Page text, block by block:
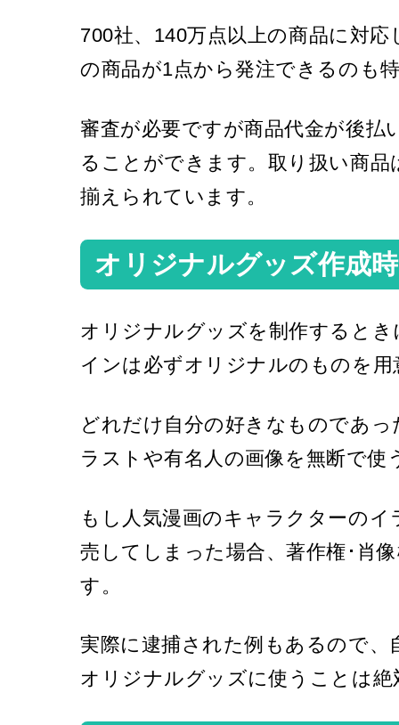
700社、140万点以上の商品に対
の商品が1点から発注できるのも
審査が必要ですが商品代金が後
ることができます。取り扱い商
揃えられています。
オリジナルグッズ作成
オリジナルグッズを制作すると
インは必ずオリジナルのものを
どれだけ自分の好きなものであ
ラストや有名人の画像を無断で
もし人気漫画のキャラクターの
売してしまった場合、著作権･肖
す。
実際に逮捕された例もあるので
オリジナルグッズに使うことは